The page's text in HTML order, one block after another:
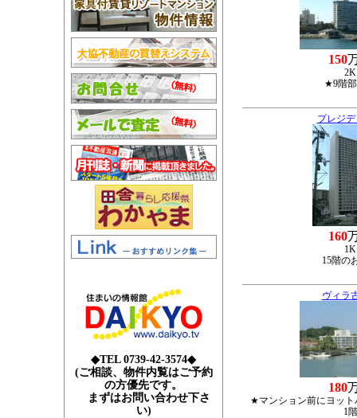
150
2K
★9階
プレジ
160
1K
15階の
ヴィラ
180
★マンション前にヨッ
1階
◆TEL 0739-42-3574◆
(ご相談、物件内覧はご予約
の方優先です。
まずはお問い合わせ下さ
い)